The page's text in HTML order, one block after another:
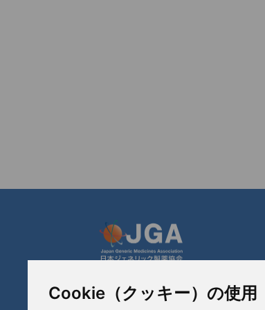
Cookie（クッキー）の使用
JGA 日本ジェネリック製薬協会